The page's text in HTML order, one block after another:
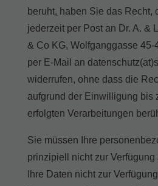
beruht, haben Sie das Recht,
jederzeit per Post an Dr. A. &
& Co KG, Wolfganggasse 45-
per E-Mail an
widerrufen, ohne dass die
aufgrund der Einwilligung bis
erfolgten Verarbeitungen
Sie müssen Ihre
prinzipiell nicht zur
Ihre Daten nicht zur